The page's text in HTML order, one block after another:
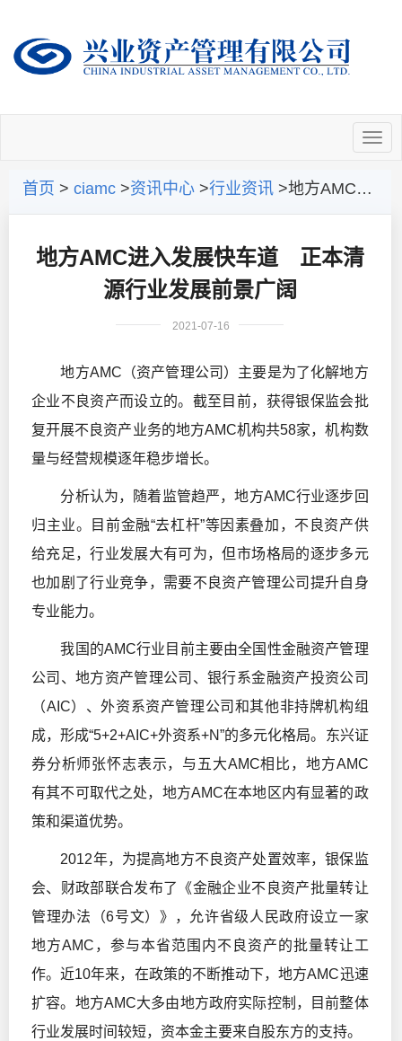
首页 > ciamc >资讯中心 >行业资讯 >地方AMC进入发展快车道 正本清源行业发展前景广阔
地方AMC进入发展快车道 正本清
源行业发展前景广阔
2021-07-16
地方AMC（资产管理公司）主要是为了化解地方
企业不良资产而设立的。截至目前，获得银保监会批
复开展不良资产业务的地方AMC机构共58家，机构数
量与经营规模逐年稳步增长。
分析认为，随着监管趋严，地方AMC行业逐步回
归主业。目前金融“去杠杆”等因素叠加，不良资产供
给充足，行业发展大有可为，但市场格局的逐步多元
也加剧了行业竞争，需要不良资产管理公司提升自身
专业能力。
我国的AMC行业目前主要由全国性金融资产管理
公司、地方资产管理公司、银行系金融资产投资公司
（AIC）、外资系资产管理公司和其他非持牌机构组
成，形成“5+2+AIC+外资系+N”的多元化格局。东兴证
券分析师张怀志表示，与五大AMC相比，地方AMC
有其不可取代之处，地方AMC在本地区内有显著的政
策和渠道优势。
2012年，为提高地方不良资产处置效率，银保监
会、财政部联合发布了《金融企业不良资产批量转让
管理办法（6号文）》，允许省级人民政府设立一家
地方AMC，参与本省范围内不良资产的批量转让工
作。近10年来，在政策的不断推动下，地方AMC迅速
扩容。地方AMC大多由地方政府实际控制，目前整体
行业发展时间较短，资本金主要来自股东方的支持。